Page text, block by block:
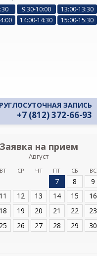
9:30-10:00
13:00-13:30
14:00-14:30 15:00-15:30
ЗАПИСЬ
+7 (812) 372-66-93
Заявка на прием
Август
ВТ СР ЧТ ПТ СБ ВС
7 8
9
11 12 13 14 15
16
18 19 20 21 22
23
25 26 27 28 29 30